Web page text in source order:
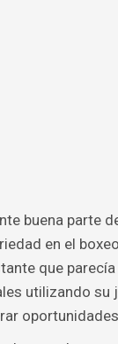
buena parte
en el
que
utilizando su